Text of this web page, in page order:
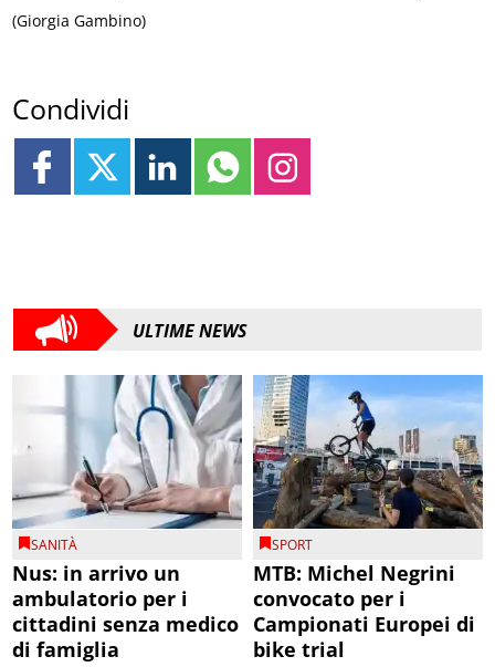
(Giorgia Gambino)
Condividi
ULTIME NEWS
SANITÀ
Nus: in arrivo un
ambulatorio per i
cittadini senza medico
di famiglia
SPORT
MTB: Michel Negrini
convocato per i
Campionati Europei di
bike trial